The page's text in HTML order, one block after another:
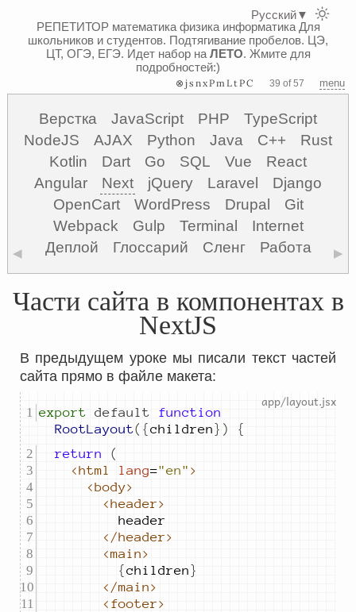
РЕПЕТИТОР математика физика информатикаДля
школьников и студентов. Подтягивание пробелов. ЦЭ,
ЦТ, ОГЭ, ЕГЭ. Идет набор на ЛЕТО. Жмите для
подробностей:)
⊗jsnxPmLtPC 39 of 57 menu
Верстка JavaScript PHP
TypeScript
NodeJS
AJAX Python Java C++
Rust
Kotlin
Dart Go SQL Vue
React
Angular
Next jQuery Laravel
Django
OpenCart
WordPress Drupal
Git
Webpack
Gulp Terminal
Internet
Деплой
Глоссарий Сленг Работа
◀ ▶
Части сайта в компонентах в
NextJS
В предыдущем уроке мы писали текст частей
сайта прямо в файле макета:
export default
function
RootLayout({children})
{
return
(
<html
lang="en" >
<body>
<header>
header
</header>
<main>
{children}
</main>
<footer>
Русский▼